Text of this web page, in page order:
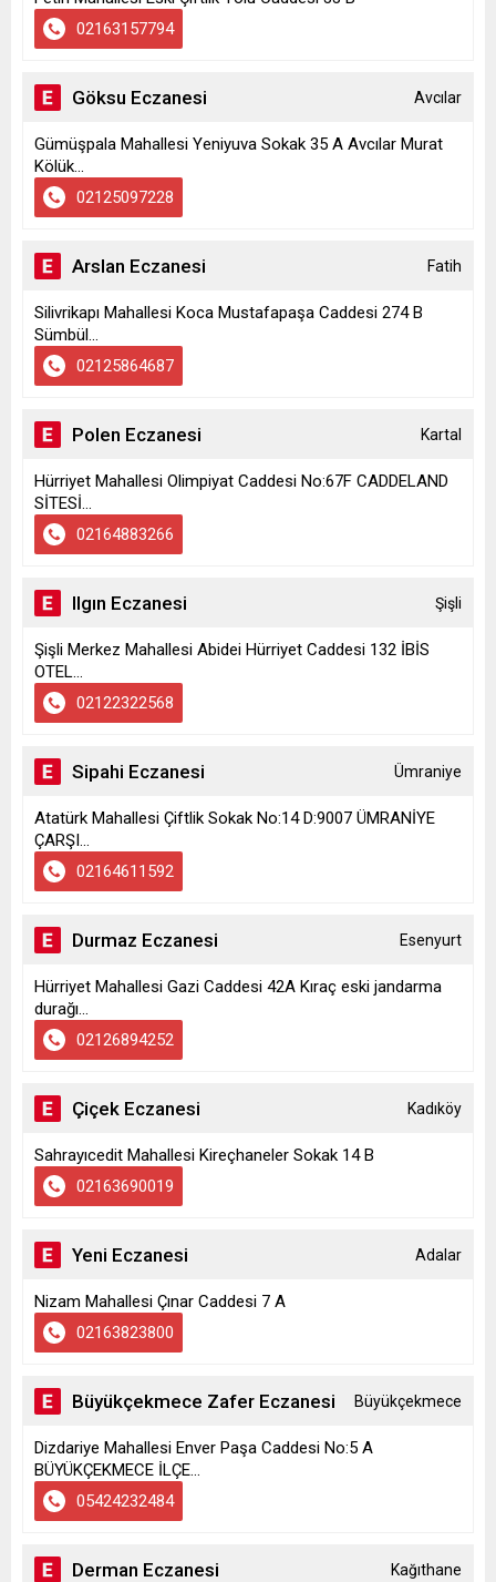
02163157794
Göksu Eczanesi Avcılar
Gümüşpala Mahallesi Yeniyuva Sokak 35 A Avcılar Murat
Kölük...
02125097228
Arslan Eczanesi Fatih
Silivrikapı Mahallesi Koca Mustafapaşa Caddesi 274 B
Sümbül...
02125864687
Polen Eczanesi Kartal
Hürriyet Mahallesi Olimpiyat Caddesi No:67F CADDELAND
SİTESİ...
02164883266
Ilgın Eczanesi Şişli
Şişli Merkez Mahallesi Abidei Hürriyet Caddesi 132 İBİS
OTEL...
02122322568
Sipahi Eczanesi Ümraniye
Atatürk Mahallesi Çiftlik Sokak No:14 D:9007 ÜMRANİYE
ÇARŞI...
02164611592
Durmaz Eczanesi Esenyurt
Hürriyet Mahallesi Gazi Caddesi 42A Kıraç eski jandarma
durağı...
02126894252
Çiçek Eczanesi Kadıköy
Sahrayıcedit Mahallesi Kireçhaneler Sokak 14 B
02163690019
Yeni Eczanesi Adalar
Nizam Mahallesi Çınar Caddesi 7 A
02163823800
Büyükçekmece Zafer Eczanesi Büyükçekmece
Dizdariye Mahallesi Enver Paşa Caddesi No:5 A
BÜYÜKÇEKMECE İLÇE...
05424232484
Derman Eczanesi Kağıthane